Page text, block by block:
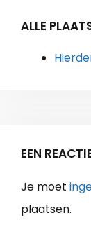
ALLE
EEN
Je moet
plaatsen.